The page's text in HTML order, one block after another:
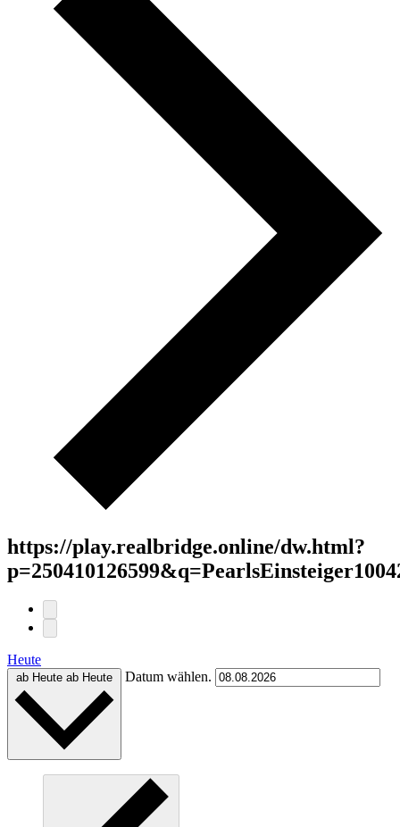
https://play.realbridge.online/dw.html?
Heute
ab Heute ab Heute Datum wählen.